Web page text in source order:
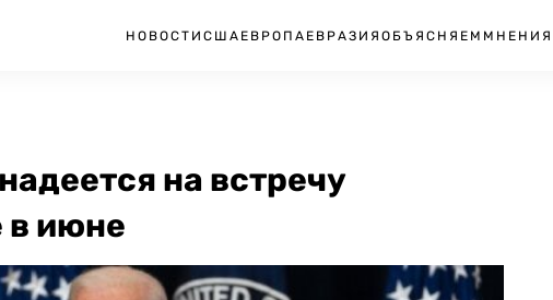
НОВОСТИ США ЕВРОПА ЕВРАЗИЯ ОБЪЯСНЯЕМ МНЕНИЯ
на встречу
в июне